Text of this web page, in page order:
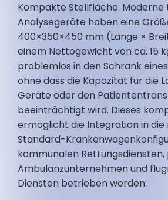
Kompakte Stellfläche:
Analysegeräte haben eine
400×350×450 mm (Länge ×
einem Nettogewicht von ca. 15
problemlos in den Schrank
ohne dass die Kapazität für die
Geräte oder den
beeinträchtigt wird. Dieses
ermöglicht die Integration in die
Standard-
kommunalen
Ambulanzunternehmen und
Diensten betrieben werden.